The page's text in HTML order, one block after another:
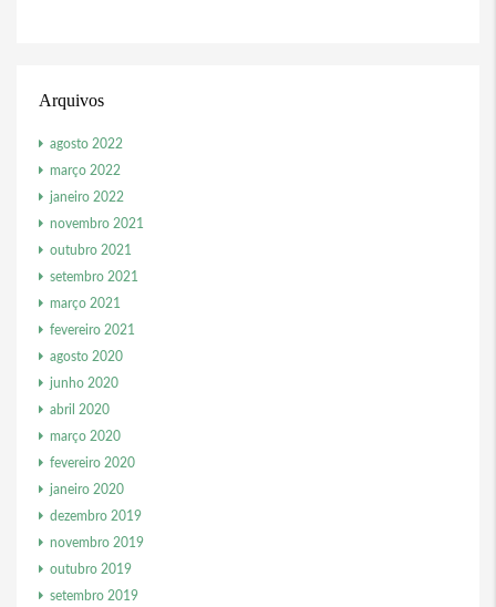
Arquivos
agosto 2022
março 2022
janeiro 2022
novembro 2021
outubro 2021
setembro 2021
março 2021
fevereiro 2021
agosto 2020
junho 2020
abril 2020
março 2020
fevereiro 2020
janeiro 2020
dezembro 2019
novembro 2019
outubro 2019
setembro 2019